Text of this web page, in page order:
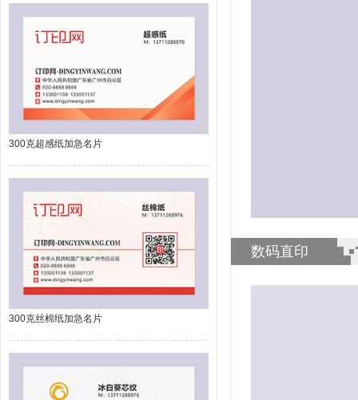
300克超感纸加急名片
300克丝棉纸加急名片
数码直印